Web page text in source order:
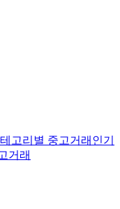
고리별 중고거래 인기
거래